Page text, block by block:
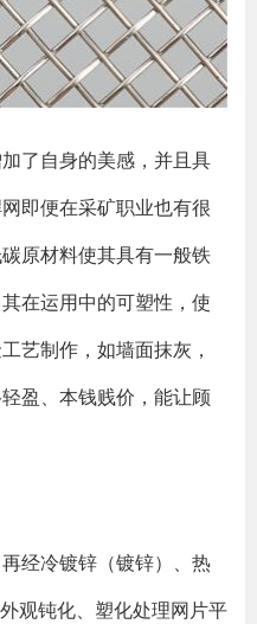
了自身的美感，并且具
即便在采矿职业也有很
原材料使其具有一般铁
在运用中的可塑性，使
艺制作，如墙面抹灰，
盈、本钱贱价，能让顾
经冷镀锌（镀锌）、热
观钝化、塑化处理网片平